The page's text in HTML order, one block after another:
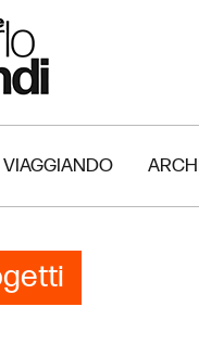
VIAGGIANDO